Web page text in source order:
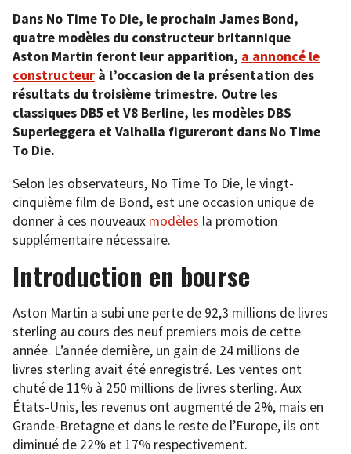
Dans No Time To Die, le prochain James Bond,
quatre modèles du constructeur britannique
Aston Martin feront leur apparition, a annoncé le
constructeur à l’occasion de la présentation des
résultats du troisième trimestre. Outre les
classiques DB5 et V8 Berline, les modèles DBS
Superleggera et Valhalla figureront dans No Time
To Die.
Selon les observateurs, No Time To Die, le vingt-
cinquième film de Bond, est une occasion unique de
donner à ces nouveaux modèles la promotion
supplémentaire nécessaire.
Introduction en bourse
Aston Martin a subi une perte de 92,3 millions de livres
sterling au cours des neuf premiers mois de cette
année. L’année dernière, un gain de 24 millions de
livres sterling avait été enregistré. Les ventes ont
chuté de 11% à 250 millions de livres sterling. Aux
États-Unis, les revenus ont augmenté de 2%, mais en
Grande-Bretagne et dans le reste de l’Europe, ils ont
diminué de 22% et 17% respectivement.